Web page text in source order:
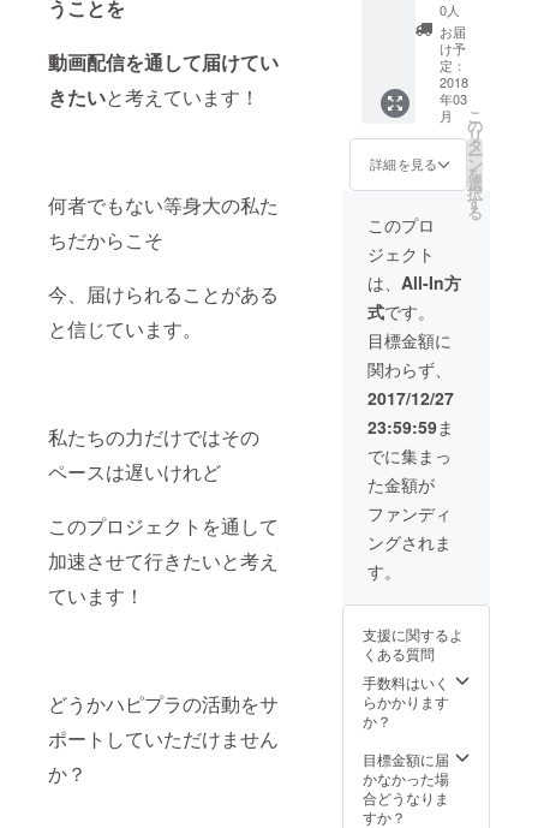
うことを
動画配信を通して届けてい
きたいと考えています！
何者でもない等身大の私た
ちだからこそ
今、届けられることがある
と信じています。
私たちの力だけではその
ペースは遅いけれど
このプロジェクトを通して
加速させて行きたいと考え
ています！
どうかハピプラの活動をサ
ポートしていただけません
か？
お楽し
みに˃ ˂
♡ サプ
ライズ
もつい
たワク
ワクリ
ター
ン！ ※
配送方
法：レ
ター
パッ
ク も
しくは
普通郵
便でお
送りい
たしま
す
ハピプ
ラ旅
ガイド
ブック
に乗っ
てな
い！？
厳選お
土産“ハ
ピプラ
のおす
そ分け”
＋ハピ
プラ
旅 オ
リジナ
ルDVD
(１枚）
ハピプ
ラ旅を
オリジ
ナル
DVDに
して貴
方の元
へ届け
ます♪
永久保
存版で
※配送方
ター
パッ
ク も
しく
は 普
で発送
いたし
ます
オリジ
ナルポ
スト
カード
（10
枚） ＋
ハピプ
ラ旅オ
リジナ
ルス
テッ
カー
＋
ハピプ
ラ旅の
オリジ
ナル
フォト
ブック
（１
冊） ＋
ハピプ
ラ旅
ガイド
ブック
に乗っ
てな
い！？
厳選お
のおす
＋ハピ
プラ
旅 オ
リジナ
ルDVD
＋ハピ
プラが
あなた
の地元
0人
お届
け予
定：
2018
年03
月
詳細を見る
こ
の
リ
タ
ー
ン
を
選
択
す
る
このプロ
ジェクト
は、 All-In方
式です。
目標金額に
関わらず、
2017/12/27
23:59:59ま
でに集まっ
た金額が
ファンディ
ングされま
す。
支援に関するよ
くある質問
手数料はいく
らかかります
か？
目標金額に届
かなかった場
合どうなりま
すか？